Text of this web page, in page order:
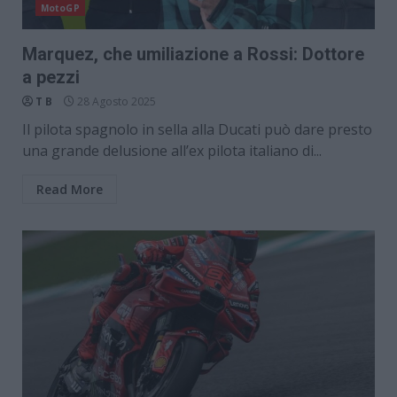
MotoGP
Marquez, che umiliazione a Rossi: Dottore
a pezzi
T B 28 Agosto 2025
Il pilota spagnolo in sella alla Ducati può dare presto
una grande delusione all’ex pilota italiano di...
Read More